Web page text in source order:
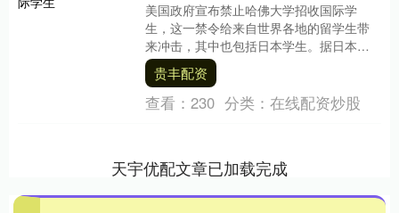
美国政府宣布禁止哈佛大学招收国际学
生，这一禁令给来自世界各地的留学生带
来冲击，其中也包括日本学生。据日本媒
体报道，针对美国政府取消哈佛大学招收
国际学生的资质，东....
贵丰配资
查看： 230 分类： 在线配资炒股
天宇优配文章已加载完成